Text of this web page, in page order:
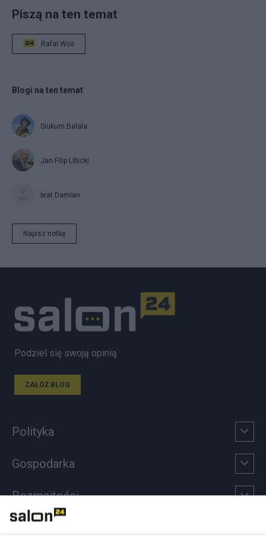
Piszą na ten temat
Rafał Woś
Blogi na ten temat
Siukum Balala
Jan Filip Libicki
brat Damian
Napisz notkę
Podziel się swoją opinią
ZAŁÓŻ BLOG
Polityka
Gospodarka
Rozmaitości